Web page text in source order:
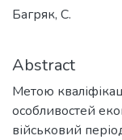
Багряк, С.
Abstract
Метою
особливостей
військовий